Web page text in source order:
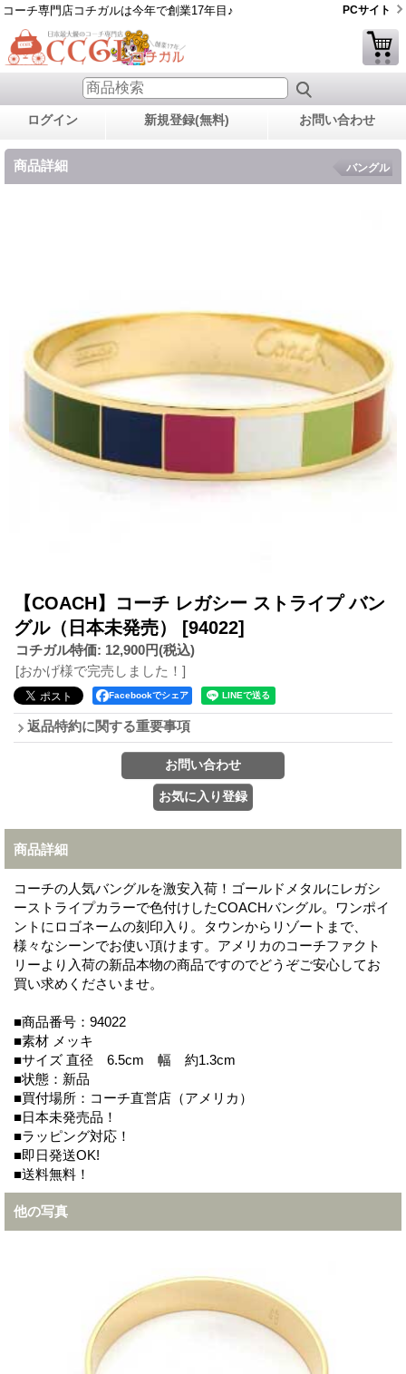
コーチ専門店コチガルは今年で創業17年目♪ PCサイト
ログイン 新規登録(無料) お問い合わせ
商品詳細 バングル
【COACH】コーチ レガシー ストライプ バン
グル（日本未発売） [94022]
コチガル特価: 12,900円(税込)
[おかげ様で完売しました！]
Facebookでシェア
返品特約に関する重要事項
商品詳細
コーチの人気バングルを激安入荷！ゴールドメタルにレガシ
ーストライプカラーで色付けしたCOACHバングル。ワンポイ
ントにロゴネームの刻印入り。タウンからリゾートまで、
様々なシーンでお使い頂けます。アメリカのコーチファクト
リーより入荷の新品本物の商品ですのでどうぞご安心してお
買い求めくださいませ。
■商品番号：94022
■素材 メッキ
■サイズ 直径 6.5cm 幅 約1.3cm
■状態：新品
■買付場所：コーチ直営店（アメリカ）
■日本未発売品！
■ラッピング対応！
■即日発送OK!
■送料無料！
他の写真